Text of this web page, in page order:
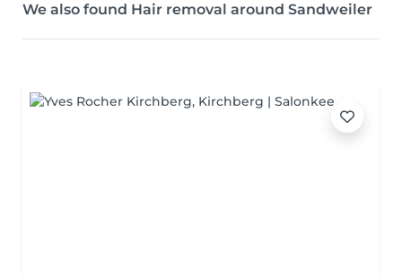
We also found Hair removal around Sandweiler